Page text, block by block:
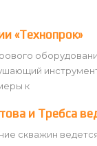
«Технопрок»
к
и Требса
скважин